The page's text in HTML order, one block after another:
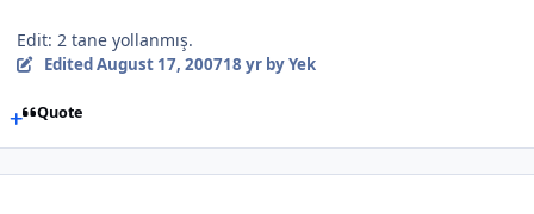
Edit: 2 tane yollanmış.
EditedAugust 17, 200718 yrby Yek
Quote